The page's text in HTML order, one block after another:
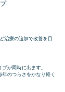
治療の追加で改善を目
が同時に出ます。
のつらさをかなり軽く